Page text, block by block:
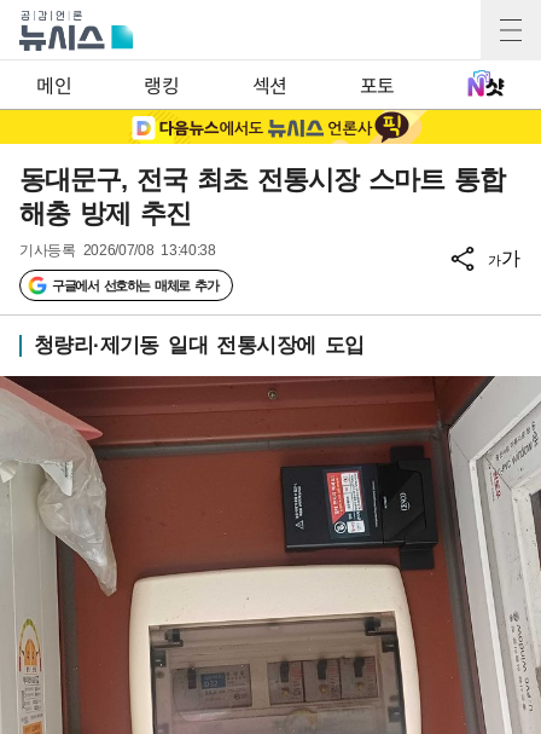
메인 랭킹 섹션 포토
동대문구, 전국 최초 전통시장 스마트 통합
해충 방제 추진
기사등록 2026/07/08 13:40:38
구글에서 선호하는 매체로 추가
가가
청량리·제기동 일대 전통시장에 도입